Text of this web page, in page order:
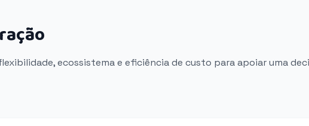
ecossistema e eficiência de custo para apoiar uma